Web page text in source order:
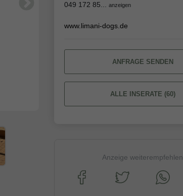
049 172 85... anzeigen
www.limani-dogs.de
ANFRAGE SENDEN
ALLE INSERATE (60)
Anzeige weiterempfehlen